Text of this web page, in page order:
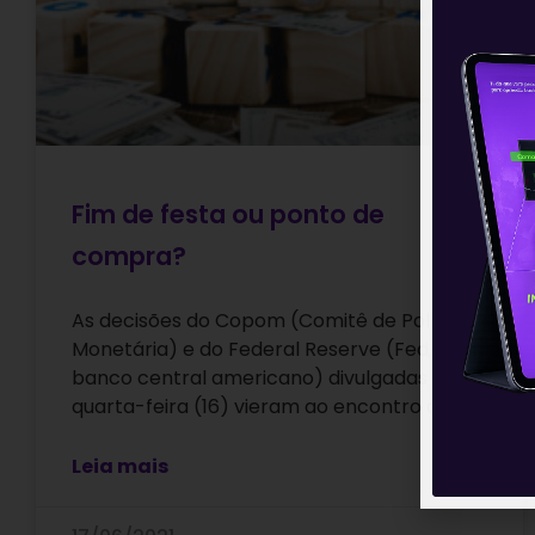
Fim de festa ou ponto de
compra?
As decisões do Copom (Comitê de Política
Monetária) e do Federal Reserve (Fed, o
banco central americano) divulgadas na
quarta-feira (16) vieram ao encontro das
Leia mais